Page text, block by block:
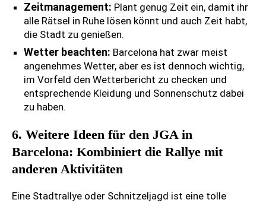
Zeitmanagement: Plant genug Zeit ein, damit ihr
alle Rätsel in Ruhe lösen könnt und auch Zeit habt,
die Stadt zu genießen.
Wetter beachten: Barcelona hat zwar meist
angenehmes Wetter, aber es ist dennoch wichtig,
im Vorfeld den Wetterbericht zu checken und
entsprechende Kleidung und Sonnenschutz dabei
zu haben.
6. Weitere Ideen für den JGA in
Barcelona: Kombiniert die Rallye mit
anderen Aktivitäten
Eine Stadtrallye oder Schnitzeljagd ist eine tolle